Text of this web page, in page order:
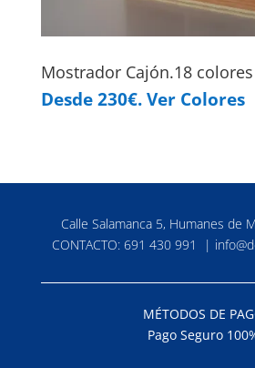
Mostrador Cajón.18 colores
Desde 230€. Ver Colores
Calle Salamanca 5, Humanes de
CONTACTO:691 430 991 |
MÉTODOS DE
Pago Seguro